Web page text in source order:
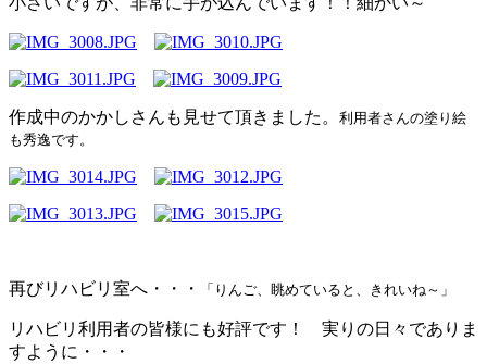
作成中のかかしさんも見せて頂きました。
利用者さんの塗り絵
も秀逸です。
再びリハビリ室へ・・・ 「りんご、眺めていると、きれいね～」
リハビリ利用者の皆様にも好評です！ 実りの日々でありま
すように・・・